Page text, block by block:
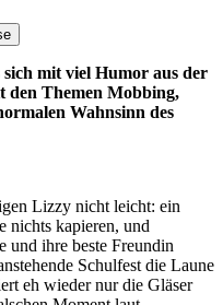
mit viel Humor aus der
den Themen Mobbing,
Wahnsinn des
Lizzy nicht leicht: ein
nichts kapieren, und
und ihre beste Freundin
Schulfest die Laune
eh wieder nur die Gläser